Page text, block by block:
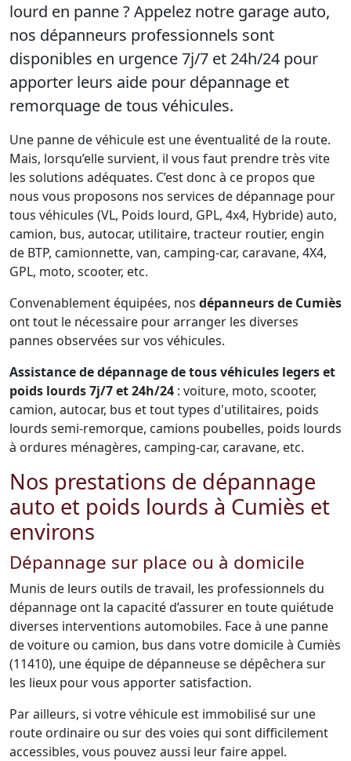
lourd en panne ? Appelez notre garage auto,
nos dépanneurs professionnels sont
disponibles en urgence 7j/7 et 24h/24 pour
apporter leurs aide pour dépannage et
remorquage de tous véhicules.
Une panne de véhicule est une éventualité de la route.
Mais, lorsqu’elle survient, il vous faut prendre très vite
les solutions adéquates. C’est donc à ce propos que
nous vous proposons nos services de dépannage pour
tous véhicules (VL, Poids lourd, GPL, 4x4, Hybride) auto,
camion, bus, autocar, utilitaire, tracteur routier, engin
de BTP, camionnette, van, camping-car, caravane, 4X4,
GPL, moto, scooter, etc.
Convenablement équipées, nos dépanneurs de Cumiès
ont tout le nécessaire pour arranger les diverses
pannes observées sur vos véhicules.
Assistance de dépannage de tous véhicules legers et
poids lourds 7j/7 et 24h/24 : voiture, moto, scooter,
camion, autocar, bus et tout types d'utilitaires, poids
lourds semi-remorque, camions poubelles, poids lourds
à ordures ménagères, camping-car, caravane, etc.
Nos prestations de dépannage
auto et poids lourds à Cumiès et
environs
Dépannage sur place ou à domicile
Munis de leurs outils de travail, les professionnels du
dépannage ont la capacité d’assurer en toute quiétude
diverses interventions automobiles. Face à une panne
de voiture ou camion, bus dans votre domicile à Cumiès
(11410), une équipe de dépanneuse se dépêchera sur
les lieux pour vous apporter satisfaction.
Par ailleurs, si votre véhicule est immobilisé sur une
route ordinaire ou sur des voies qui sont difficilement
accessibles, vous pouvez aussi leur faire appel.